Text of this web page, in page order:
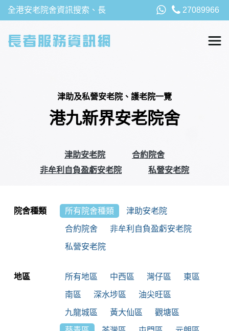
全港安老院舍資訊搜索、長 27089966
津助及私營安老院、護老院一覽
港九新界安老院舍
津助安老院
合約院舍
非牟利自負盈虧安老院
私營安老院
院舍種類 所有院舍種類 津助安老院
合約院舍 非牟利自負盈虧安老院
私營安老院
地區 所有地區 中西區 灣仔區 東區
南區 深水埗區 油尖旺區
九龍城區 黃大仙區 觀塘區